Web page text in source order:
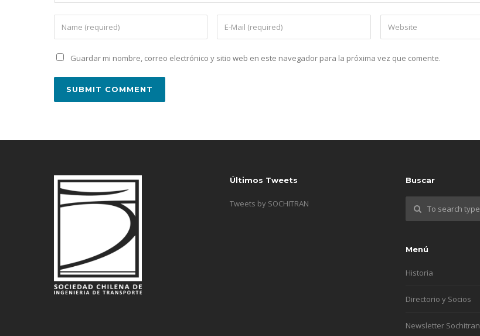
Guardar mi nombre, correo electrónico y sitio web en este navegador para la próxima vez que comente.
Últimos Tweets
Tweets by SOCHITRAN
Buscar
Menú
Historia
Directorio y Socios
Newsletter Sochitran